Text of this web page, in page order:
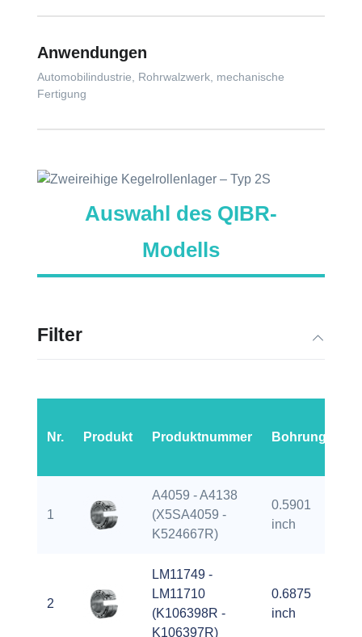
Anwendungen
Automobilindustrie, Rohrwalzwerk, mechanische
Fertigung
Auswahl des QIBR-
Modells
Filter
Nr. Produkt Produktnummer Bohrung
1
A4059 - A4138
(X5SA4059 -
K524667R)
0.5901
inch
2
LM11749 -
LM11710
(K106398R -
K106397R)
0.6875
inch